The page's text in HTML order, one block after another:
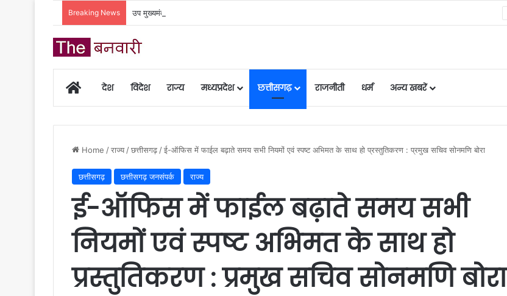
Breaking News उप मुख्यमंत्री अरुण साव ने कैबिनेट की बैठक में लिए गए निर्णयों की जानकारी दी
Homeदेश विदेश राज्य मध्यप्रदेश छत्तीसगढ़ राजनीती धर्म अन्य खबरें
Home /राज्य /छत्तीसगढ़ /ई-ऑफिस में फाईल बढ़ाते समय सभी नियमों एवं स्पष्ट अभिमत के साथ हो प्रस्तुतिकरण : प्रमुख सचिव सोनमणि बोरा
छत्तीसगढ़ छत्तीसगढ़ जनसंपर्क राज्य
ई-ऑफिस में फाईल बढ़ाते समय सभी
नियमों एवं स्पष्ट अभिमत के साथ हो
प्रस्तुतिकरण : प्रमुख सचिव सोनमणि बोरा